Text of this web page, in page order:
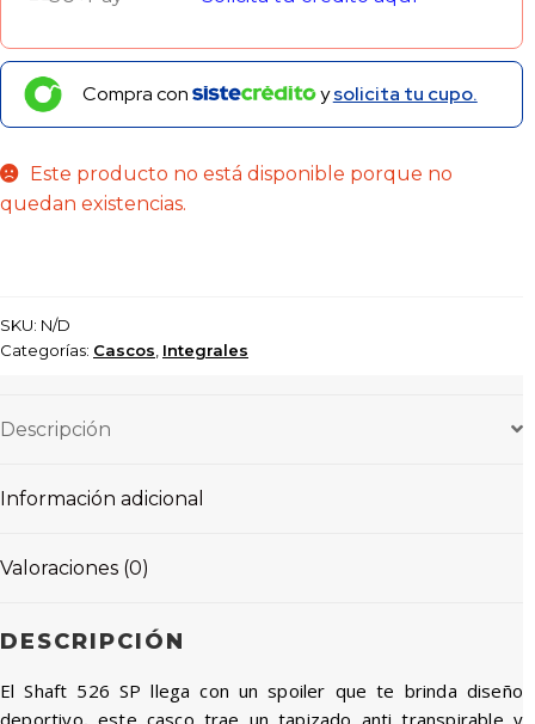
Compra con ysolicita tu cupo.
Este producto no está disponible porque no
quedan existencias.
SKU: N/D
Categorías: Cascos Integrales
Descripción
Información adicional
Valoraciones (0)
DESCRIPCIÓN
El Shaft 526 SP llega con un spoiler que te brinda diseño